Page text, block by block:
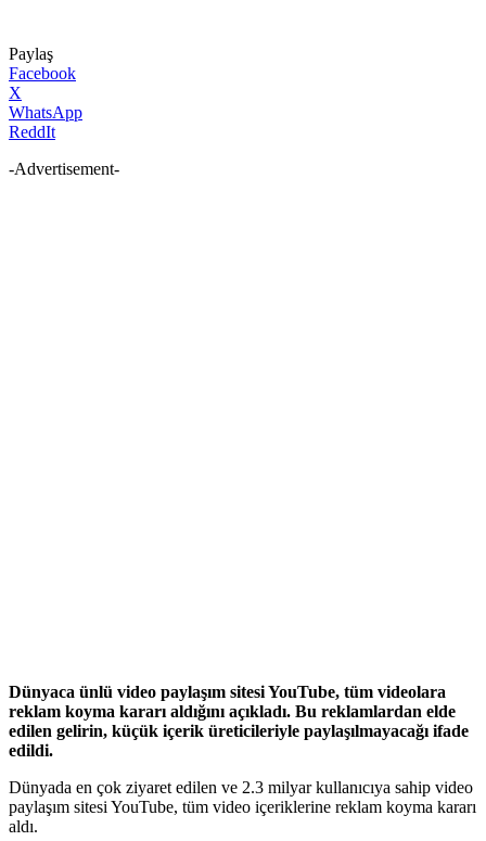
Paylaş
Facebook
X
WhatsApp
ReddIt
-Advertisement-
Dünyaca ünlü video paylaşım sitesi YouTube, tüm videolara
reklam koyma kararı aldığını açıkladı. Bu reklamlardan elde
edilen gelirin, küçük içerik üreticileriyle paylaşılmayacağı ifade
edildi.
Dünyada en çok ziyaret edilen ve 2.3 milyar kullanıcıya sahip video
paylaşım sitesi YouTube, tüm video içeriklerine reklam koyma kararı
aldı.